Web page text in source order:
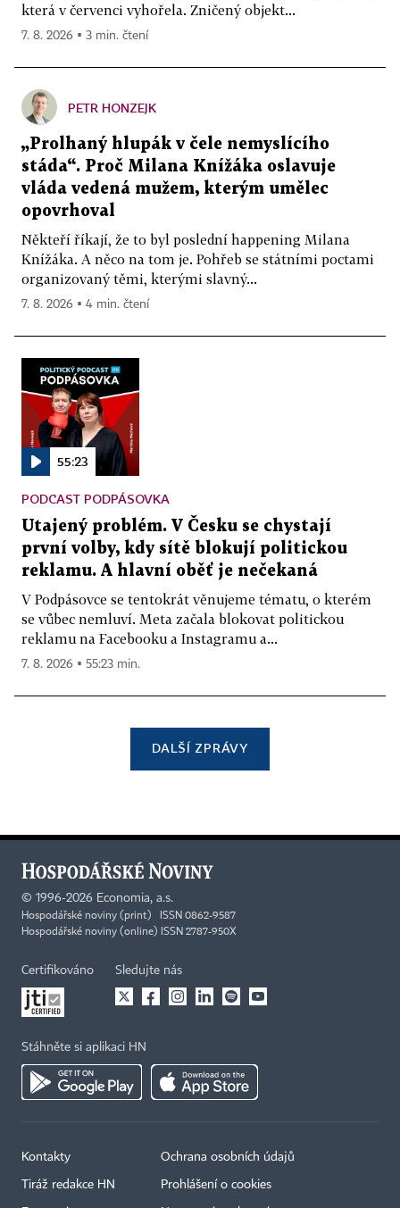
která v červenci vyhořela. Zničený objekt...
7. 8. 2026 ▪ 3 min. čtení
PETR HONZEJK
„Prolhaný hlupák v čele nemyslícího
stáda“. Proč Milana Knížáka oslavuje
vláda vedená mužem, kterým umělec
opovrhoval
Někteří říkají, že to byl poslední happening Milana
Knížáka. A něco na tom je. Pohřeb se státními poctami
organizovaný těmi, kterými slavný...
7. 8. 2026 ▪ 4 min. čtení
55:23
PODCAST PODPÁSOVKA
Utajený problém. V Česku se chystají
první volby, kdy sítě blokují politickou
reklamu. A hlavní oběť je nečekaná
V Podpásovce se tentokrát věnujeme tématu, o kterém
se vůbec nemluví. Meta začala blokovat politickou
reklamu na Facebooku a Instagramu a...
7. 8. 2026 ▪ 55:23 min.
DALŠÍ ZPRÁVY
© 1996-2026 Economia, a.s.
Hospodářské noviny (print) ISSN 0862-9587
Hospodářské noviny (online) ISSN 2787-950X
Certifikováno Sledujte nás
Stáhněte si aplikaci HN
Kontakty
Tiráž redakce HN
Ochrana osobních údajů
Prohlášení o cookies